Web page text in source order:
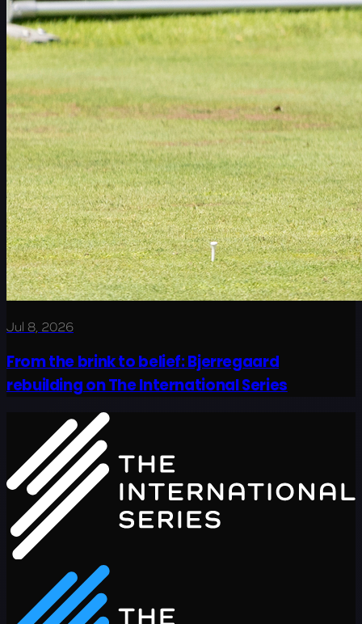
Jul 8, 2026
From the brink to belief: Bjerregaard
rebuilding on The International Series